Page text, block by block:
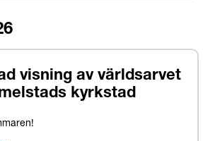
visning av världsarvet
kyrkstad